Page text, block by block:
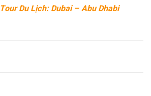
Tour Du Lịch: Dubai – Abu Dhabi